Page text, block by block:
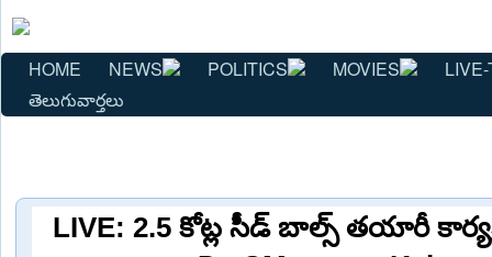
HOME NEWS POLITICS MOVIES
తెలుగువార్తలు
LIVE: 2.5 కోట్ల సీడ్ బాల్స్ తయారీ